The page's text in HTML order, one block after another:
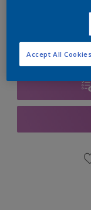
er hard aan om
Accept All Cookies